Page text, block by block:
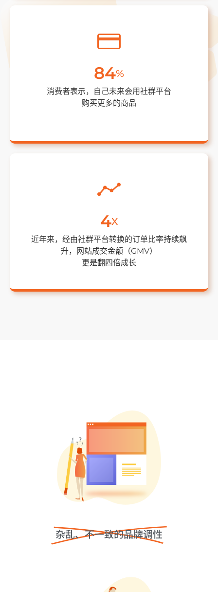
84%
消费者表示，自己未来会用社群平台
购买更多的商品
4X
近年来，经由社群平台转换的订单比率持续飙
升，网站成交金额（GMV）
更是翻四倍成长
杂乱、不一致的品牌调性